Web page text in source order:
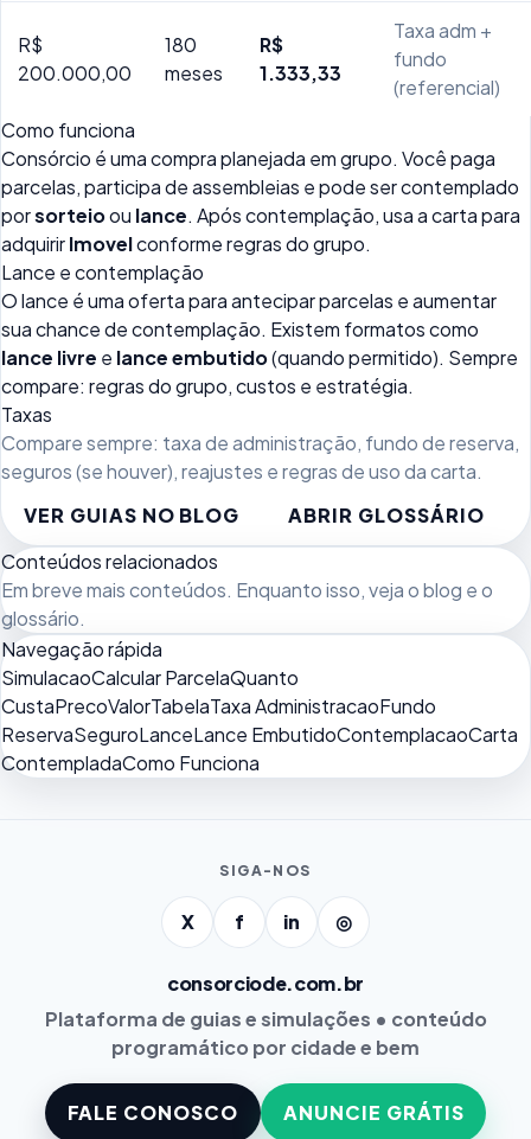
R$
200.000,00
180
meses
R$
1.333,33
Taxa adm +
fundo
(referencial)
Como funciona
Consórcio é uma compra planejada em grupo. Você paga
parcelas, participa de assembleias e pode ser contemplado
porsorteioou lance. Após contemplação, usa a carta para
adquirirImovelconforme regras do grupo.
Lance e contemplação
O lance é uma oferta para antecipar parcelas e aumentar
sua chance de contemplação. Existem formatos como
lance livre e lance embutido(quando permitido). Sempre
compare: regras do grupo, custos e estratégia.
Taxas
Compare sempre: taxa de administração, fundo de reserva,
seguros (se houver), reajustes e regras de uso da carta.
VER GUIAS NO BLOG
ABRIR GLOSSÁRIO
Conteúdos relacionados
Em breve mais conteúdos. Enquanto isso, vejao blog e o
glossário.
Navegação rápida
SimulacaoCalcular ParcelaQuanto
CustaPrecoValorTabelaTaxa AdministracaoFundo
ReservaSeguroLanceLance EmbutidoContemplacaoCarta
ContempladaComo Funciona
SIGA-NOS
X f in ◎
consorciode.com.br
Plataforma de guias e simulações • conteúdo
programático por cidade e bem
FALE CONOSCO ANUNCIE GRÁTIS